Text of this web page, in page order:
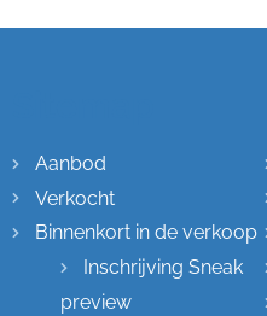
Aanbod
Verkocht
Binnenkort in de verkoop
Inschrijving Sneak
preview